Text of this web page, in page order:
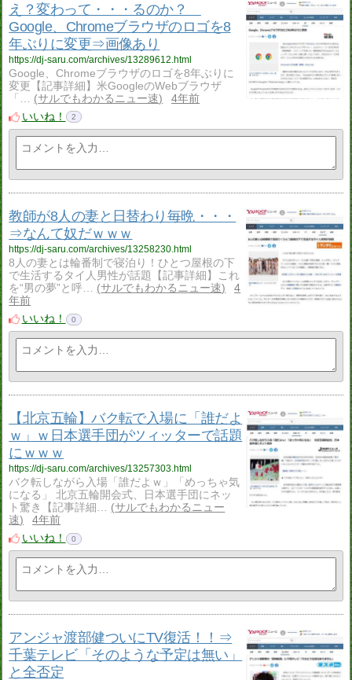
え？変わって・・・るのか？
Google、Chromeブラウザのロゴを8
年ぶりに変更⇒画像あり
https://dj-saru.com/archives/13289612.html
Google、Chromeブラウザのロゴを8年ぶりに
変更【記事詳細】米GoogleのWebブラウザ
「…
サルでもわかるニュー速
4年前
いいね！
2
教師が8人の妻と日替わり毎晩・・・
⇒なんて奴だｗｗｗ
https://dj-saru.com/archives/13258230.html
8人の妻とは輪番制で寝泊り！ひとつ屋根の下
で生活するタイ人男性が話題【記事詳細】これ
を“男の夢”と呼…
サルでもわかるニュー速
4
年前
いいね！
0
【北京五輪】バク転で入場に「誰だよ
ｗ」ｗ日本選手団がツィッターで話題
にｗｗｗ
https://dj-saru.com/archives/13257303.html
バク転しながら入場「誰だよｗ」「めっちゃ気
になる」 北京五輪開会式、日本選手団にネッ
ト驚き【記事詳細…
サルでもわかるニュー
速
4年前
いいね！
0
アンジャ渡部健ついにTV復活！！⇒
千葉テレビ「そのような予定は無い」
と全否定